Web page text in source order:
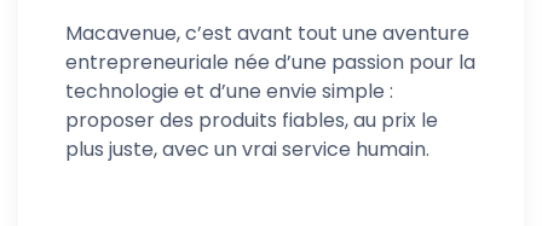
Macavenue, c’est avant tout une aventure
entrepreneuriale née d’une passion pour la
technologie et d’une envie simple :
proposer des produits fiables, au prix le
plus juste, avec un vrai service humain.